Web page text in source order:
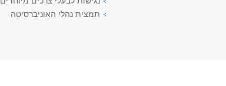
תמצית נהלי האוניברסיטה